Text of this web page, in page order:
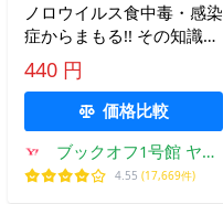
ノロウイルス食中毒・感染
症からまもる!! その知識と
対策/野田衛【著】,丸山務
【監修】
440 円
価格比較
ブックオフ1号館 ヤフ
ーショッピング店
4.55 (17,669件)